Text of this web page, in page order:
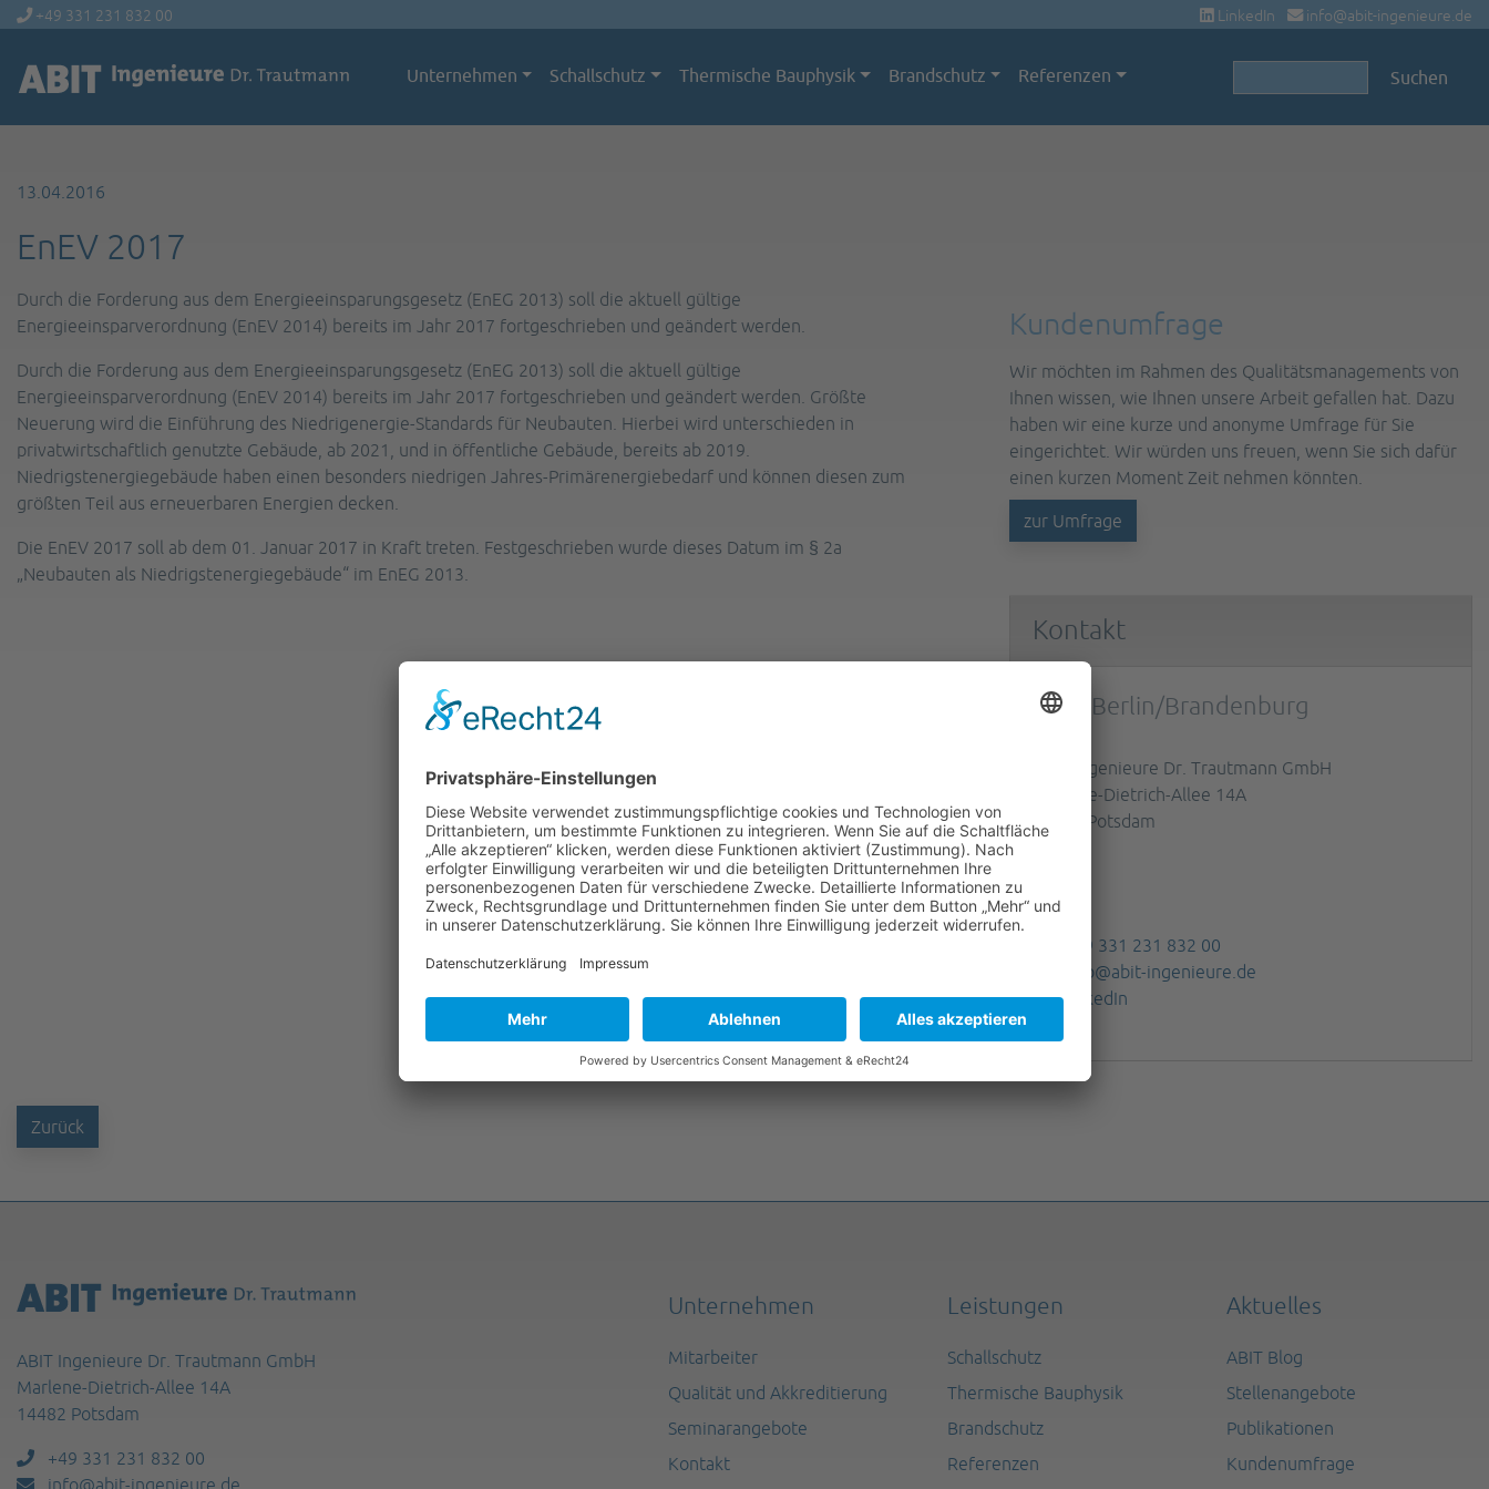
+49 331 231 832 00 LinkedIn info@abit-ingenieure.de
Unternehmen Schallschutz Thermische Bauphysik Brandschutz Referenzen Suchbegriffe Suchen
13.04.2016
EnEV 2017
Durch die Forderung aus dem Energieeinsparungsgesetz (EnEG 2013) soll die aktuell gültige
Energieeinsparverordnung (EnEV 2014) bereits im Jahr 2017 fortgeschrieben und geändert werden.
Durch die Forderung aus dem Energieeinsparungsgesetz (EnEG 2013) soll die aktuell gültige
Energieeinsparverordnung (EnEV 2014) bereits im Jahr 2017 fortgeschrieben und geändert werden. Größte
Neuerung wird die Einführung des Niedrigenergie-Standards für Neubauten. Hierbei wird unterschieden in
privatwirtschaftlich genutzte Gebäude, ab 2021, und in öffentliche Gebäude, bereits ab 2019.
Niedrigstenergiegebäude haben einen besonders niedrigen Jahres-Primärenergiebedarf und können diesen zum
größten Teil aus erneuerbaren Energien decken.
Die EnEV 2017 soll ab dem 01. Januar 2017 in Kraft treten. Festgeschrieben wurde dieses Datum im § 2a
„Neubauten als Niedrigstenergiegebäude“ im EnEG 2013.
Kundenumfrage
Wir möchten im Rahmen des Qualitätsmanagements von
Ihnen wissen, wie Ihnen unsere Arbeit gefallen hat. Dazu
haben wir eine kurze und anonyme Umfrage für Sie
eingerichtet. Wir würden uns freuen, wenn Sie sich dafür
einen kurzen Moment Zeit nehmen könnten.
zur Umfrage
Kontakt
Büro Berlin/Brandenburg
ABIT Ingenieure Dr. Trautmann GmbH
Marlene-Dietrich-Allee 14A
14482 Potsdam
+49 331 231 832 00
info@abit-ingenieure.de
LinkedIn
Zurück
ABIT Ingenieure Dr. Trautmann GmbH
Marlene-Dietrich-Allee 14A
14482 Potsdam
+49 331 231 832 00
info@abit-ingenieure.de
Unternehmen
Mitarbeiter
Qualität und Akkreditierung
Seminarangebote
Kontakt
Leistungen
Schallschutz
Thermische Bauphysik
Brandschutz
Referenzen
Aktuelles
ABIT Blog
Stellenangebote
Publikationen
Kundenumfrage